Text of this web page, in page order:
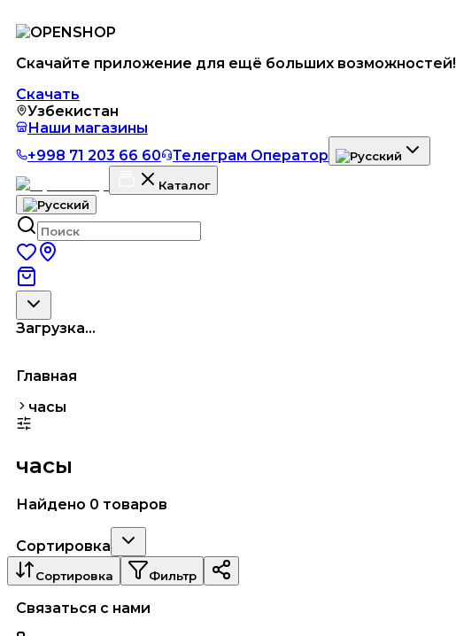
Скачайте приложение для ещё больших возможностей!
Скачать
Узбекистан
Наши магазины
+998 71 203 66 60
Телеграм Оператор
Каталог
Загрузка...
Главная
часы
часы
Найдено 0 товаров
Сортировка
Сортировка Фильтр
Связаться с нами